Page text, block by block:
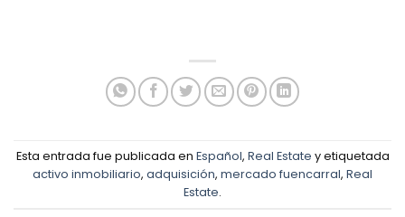
Esta entrada fue publicada en Español, Real Estate y etiquetada
activo inmobiliario, adquisición, mercado fuencarral, Real
Estate.